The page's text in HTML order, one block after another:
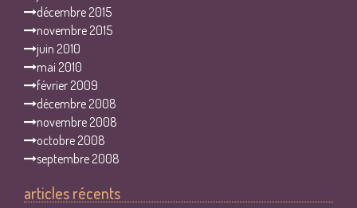
décembre 2015
novembre 2015
juin 2010
mai 2010
février 2009
décembre 2008
novembre 2008
octobre 2008
septembre 2008
articles récents